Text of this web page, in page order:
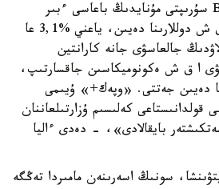
«مامىردا ەتالوندىق Brent سۇرىپتى مۇنايدىڭ باعاسى ءبىر
باررەل ءۇشىن 69,32 ا ق ش دوللارىنا دەيىن، ياعني %3,1 عا
جالعاسۋى جانە كارانتين
ا ق ش ەكونوميكاسىن جاقسارتىپ،
70 دوللارعا دەيىن جەتتى. «وپەك+» ۇيىمى
كەلىسىم ۇزارتىلعاننان
بايقالادى»، - دەدى ءاليا
سونىڭ اسەرىنەن مامىردا تەڭگە